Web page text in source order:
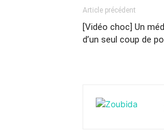
Article précédent
[Vidéo choc] Un
d’un seul coup de